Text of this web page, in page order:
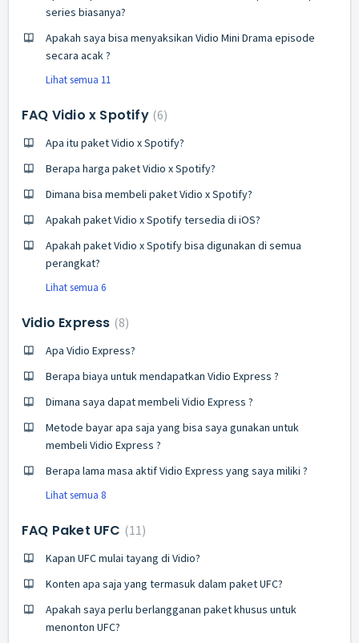
series biasanya?
Apakah saya bisa menyaksikan Vidio Mini Drama episode
secara acak ?
Lihat semua 11
FAQ Vidio x Spotify 6
Apa itu paket Vidio x Spotify?
Berapa harga paket Vidio x Spotify?
Dimana bisa membeli paket Vidio x Spotify?
Apakah paket Vidio x Spotify tersedia di iOS?
Apakah paket Vidio x Spotify bisa digunakan di semua
perangkat?
Lihat semua 6
Vidio Express 8
Apa Vidio Express?
Berapa biaya untuk mendapatkan Vidio Express ?
Dimana saya dapat membeli Vidio Express ?
Metode bayar apa saja yang bisa saya gunakan untuk
membeli Vidio Express ?
Berapa lama masa aktif Vidio Express yang saya miliki ?
Lihat semua 8
FAQ Paket UFC 11
Kapan UFC mulai tayang di Vidio?
Konten apa saja yang termasuk dalam paket UFC?
Apakah saya perlu berlangganan paket khusus untuk
menonton UFC?